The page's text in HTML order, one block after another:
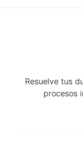
Resuelve tus
procesos